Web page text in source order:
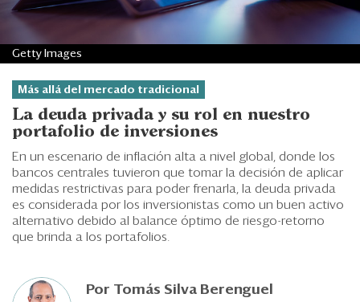
Legal y Política
Blogs
Ranking CEO
Edición Impresa
Más allá del mercado tradicional
La deuda privada y su rol en nuestro
portafolio de inversiones
En un escenario de inflación alta a nivel global, donde los
bancos centrales tuvieron que tomar la decisión de aplicar
medidas restrictivas para poder frenarla, la deuda privada
es considerada por los inversionistas como un buen activo
alternativo debido al balance óptimo de riesgo-retorno
que brinda a los portafolios.
Por Tomás Silva Berenguel
Getty Images